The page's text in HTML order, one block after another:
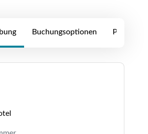
Buchungsoptionen Preise